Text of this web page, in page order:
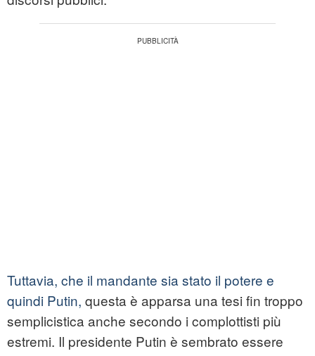
Tuttavia, che il mandante sia stato il potere e
quindi Putin, questa è apparsa una tesi fin troppo
semplicistica anche secondo i complottisti più
estremi. Il presidente Putin è sembrato essere